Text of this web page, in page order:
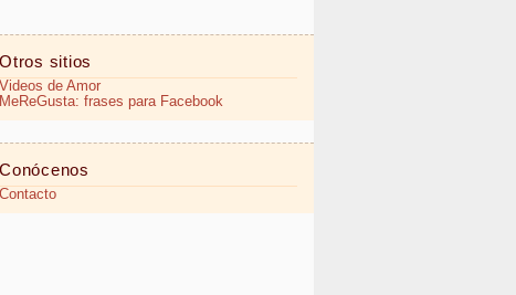
Otros sitios
Videos de Amor
MeReGusta: frases para Facebook
Conócenos
Contacto